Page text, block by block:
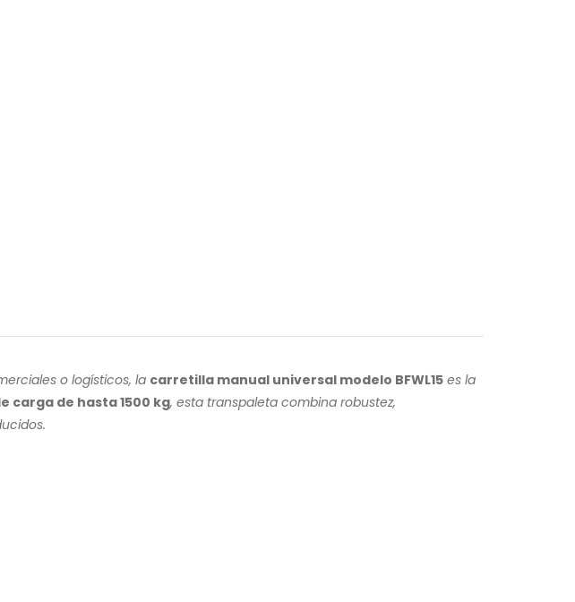
o logísticos, la carretilla manual universal modelo BFWL15 es la
carga de hasta 1500 kg, esta transpaleta combina robustez,